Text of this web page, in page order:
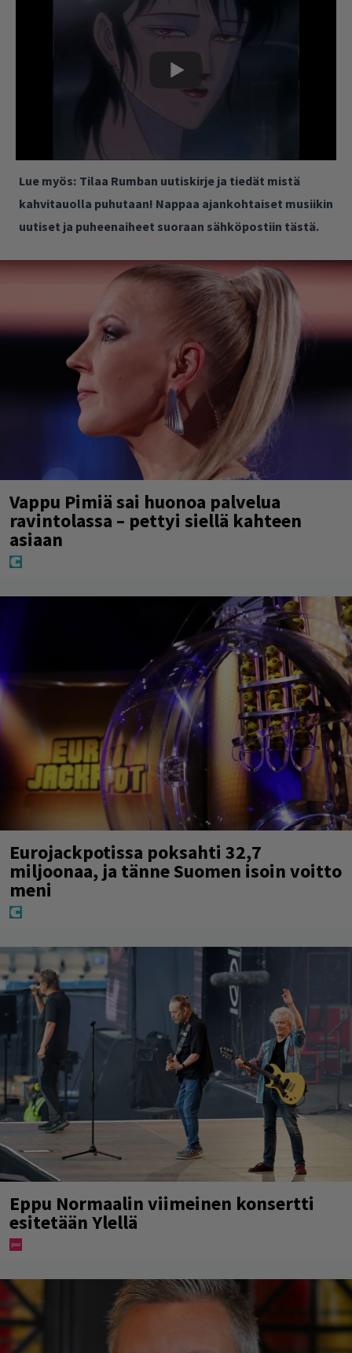
Lue myös: Tilaa Rumban uutiskirje ja tiedät mistä
kahvitauolla puhutaan! Nappaa ajankohtaiset musiikin
uutiset ja puheenaiheet suoraan sähköpostiin tästä.
Vappu Pimiä sai huonoa palvelua
ravintolassa – pettyi siellä kahteen
asiaan
Eurojackpotissa poksahti 32,7
miljoonaa, ja tänne Suomen isoin voitto
meni
Eppu Normaalin viimeinen konsertti
esitetään Ylellä